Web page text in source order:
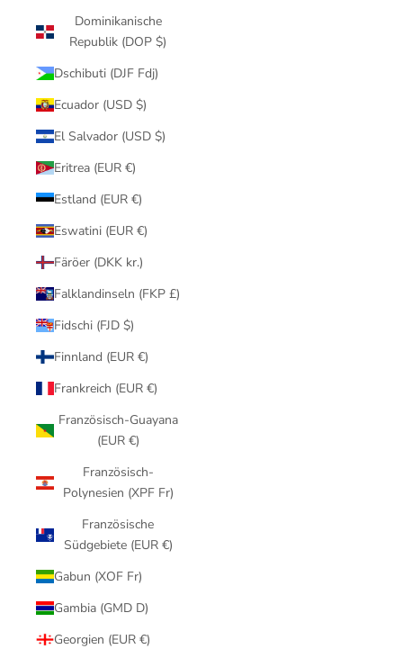
Dominikanische
Republik (DOP $)
Dschibuti (DJF Fdj)
Ecuador (USD $)
El Salvador (USD $)
Eritrea (EUR €)
Estland (EUR €)
Eswatini (EUR €)
Färöer (DKK kr.)
Falklandinseln (FKP £)
Fidschi (FJD $)
Finnland (EUR €)
Frankreich (EUR €)
Französisch-Guayana
(EUR €)
Französisch-
Polynesien (XPF Fr)
Französische
Südgebiete (EUR €)
Gabun (XOF Fr)
Gambia (GMD D)
Georgien (EUR €)